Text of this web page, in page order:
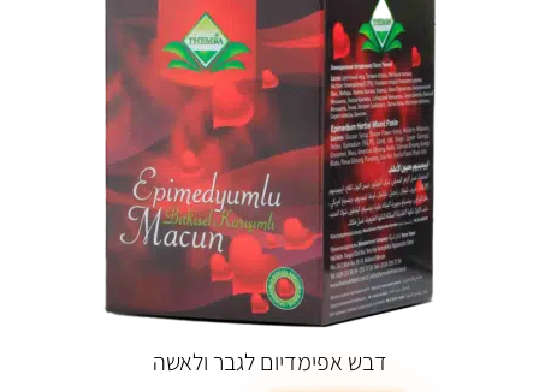
דבש אפימדיום לגבר ולאשה